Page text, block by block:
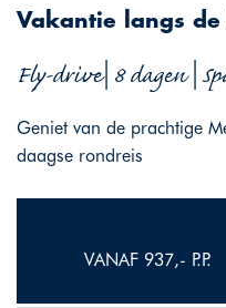
Vakantie langs
Fly-drive| 8 dagen |
Geniet van de prachtige
daagse rondreis
VANAF 937,- P.P.